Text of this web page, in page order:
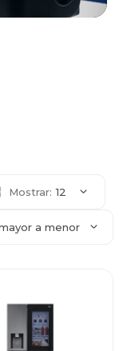
Mostrar: 12
a menor